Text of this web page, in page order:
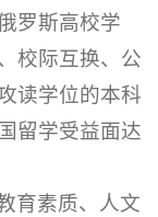
罗斯高校学
校际互换、公
读学位的本科
留学受益面达
育素质、人文